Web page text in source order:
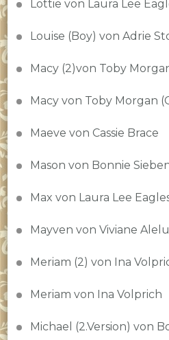
Lottie von Laura Lee
Louise (Boy) von Adrie
Macy (2)von Toby
Macy von Toby Morgan
Maeve von Cassie Brace
Mason von Bonnie
Max von Laura Lee
Mayven von Viviane
Meriam (2) von Ina
Meriam von Ina Volprich
Michael (2.Version) von